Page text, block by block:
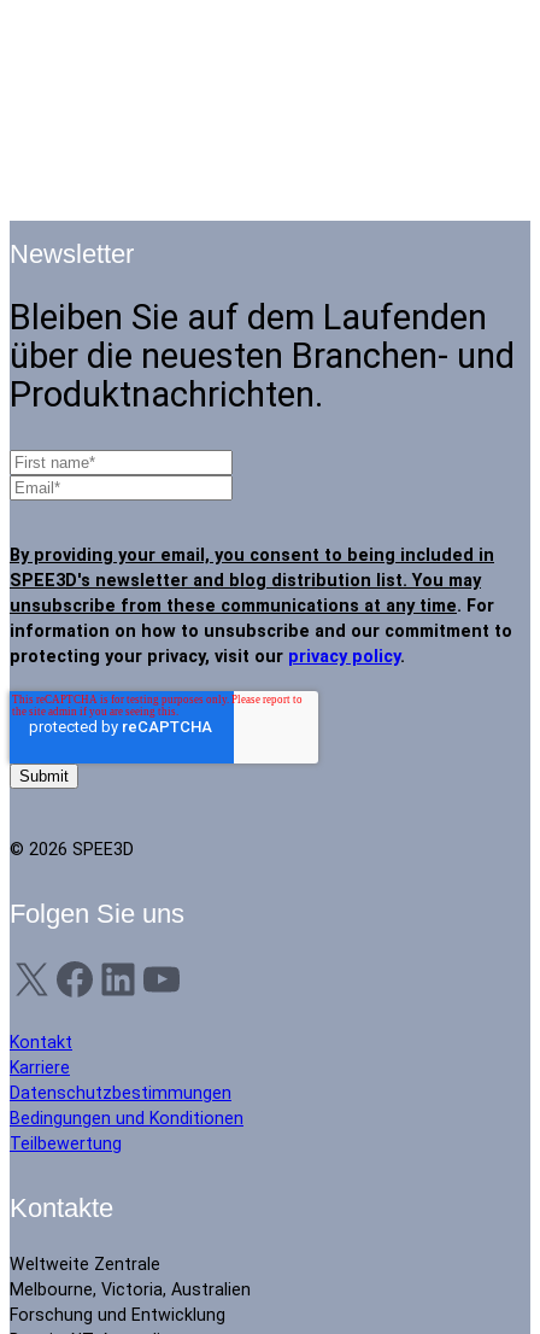
Newsletter
Bleiben Sie auf dem Laufenden
über die neuesten Branchen- und
Produktnachrichten.
By providing your email, you consent to being included in
SPEE3D's newsletter and blog distribution list. You may
unsubscribe from these communications at any time. For
information on how to unsubscribe and our commitment to
protecting your privacy, visit our privacy policy.
© 2026 SPEE3D
Folgen Sie uns
X Facebook LinkedIn YouTube
Kontakt
Karriere
Datenschutzbestimmungen
Bedingungen und Konditionen
Teilbewertung
Kontakte
Weltweite Zentrale
Melbourne, Victoria, Australien
Forschung und Entwicklung